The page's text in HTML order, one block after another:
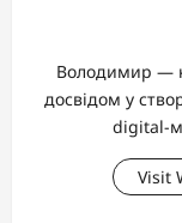
Володимир —
досвідом у
digital-
Visit